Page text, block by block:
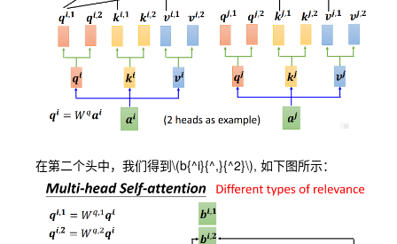
在第二个头中，我们得到\(b{^i}{^,}{^2}\), 如下图所示：